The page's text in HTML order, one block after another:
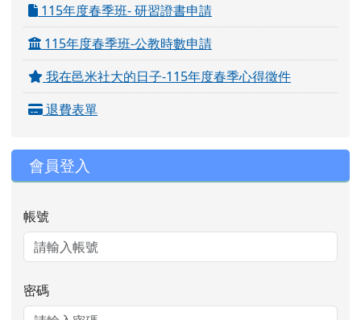
115年度春季班- 研習證書申請
115年度春季班-公教時數申請
我在邑米社大的日子-115年度春季心得徵件
退費表單
會員登入
帳號
密碼